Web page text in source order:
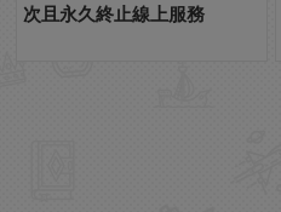
次且永久終止線上服務